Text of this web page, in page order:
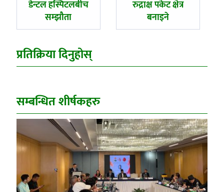
डेन्टल हस्पिटलबीच
सम्झौता
रुद्राक्ष पकेट क्षेत्र
बनाइने
प्रतिक्रिया दिनुहोस्
सम्बन्धित शीर्षकहरु